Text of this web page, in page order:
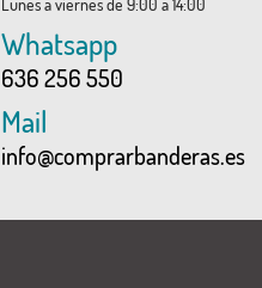
Lunes a viernes de 9:00 a 14:00
Whatsapp
636 256 550
Mail
info@comprarbanderas.es